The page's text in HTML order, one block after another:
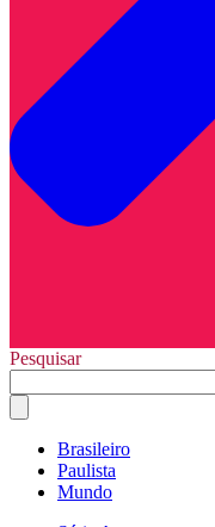
Pesquisar
Brasileiro
Paulista
Mundo